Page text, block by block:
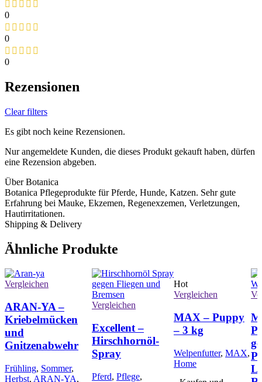
0
0
0
Rezensionen
Clear filters
Es gibt noch keine Rezensionen.
Nur angemeldete Kunden, die dieses Produkt gekauft haben, dürfen
eine Rezension abgeben.
Über Botanica
Botanica Pflegeprodukte für Pferde, Hunde, Katzen. Sehr gute
Erfahrung bei Mauke, Ekzemen, Regenexzemen, Verletzungen,
Hautirritationen.
Shipping & Delivery
Ähnliche Produkte
Vergleichen
ARAN-YA –
Kriebelmücken
und
Gnitzenabwehr
Frühling, Sommer,
Herbst, ARAN-YA,
Vergleichen
Excellent –
Hirschhornöl-
Spray
Pferd, Pflege,
Hot
Vergleichen
MAX – Puppy
– 3 kg
Welpenfutter, MAX,
Home